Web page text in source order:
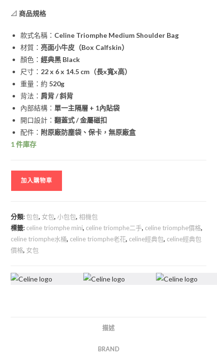
📐商品規格
款式名稱： Celine Triomphe Medium Shoulder Bag
材質：亮面小牛皮（Box Calfskin）
顏色：經典黑 Black
尺寸： 22 x 6 x 14.5 cm（長x寬x高）
重量：約 520g
背法： 肩背 / 斜背
內部結構： 單一主隔層 + 1內貼袋
開口設計：翻蓋式 / 金屬磁扣
配件： 附原廠防塵袋、保卡，無原廠盒
1 件庫存
加入購物車
分類:包包, 女包,小包包,相機包
標籤: celine triomphe mini, celine triomphe二手, celine triomphe價格,
celine triomphe水桶, celine triomphe老花, celine經典包, celine經典包
價格, 女包
描述
BRAND